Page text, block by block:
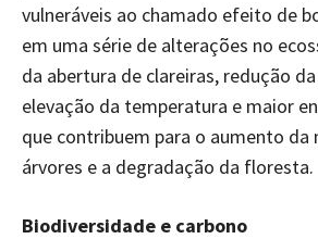
vulneráveis ao chamado efeito de
em uma série de alterações no
da abertura de clareiras, redução
elevação da temperatura e maior
que contribuem para o aumento
árvores e a degradação da floresta.
Biodiversidade e carbono